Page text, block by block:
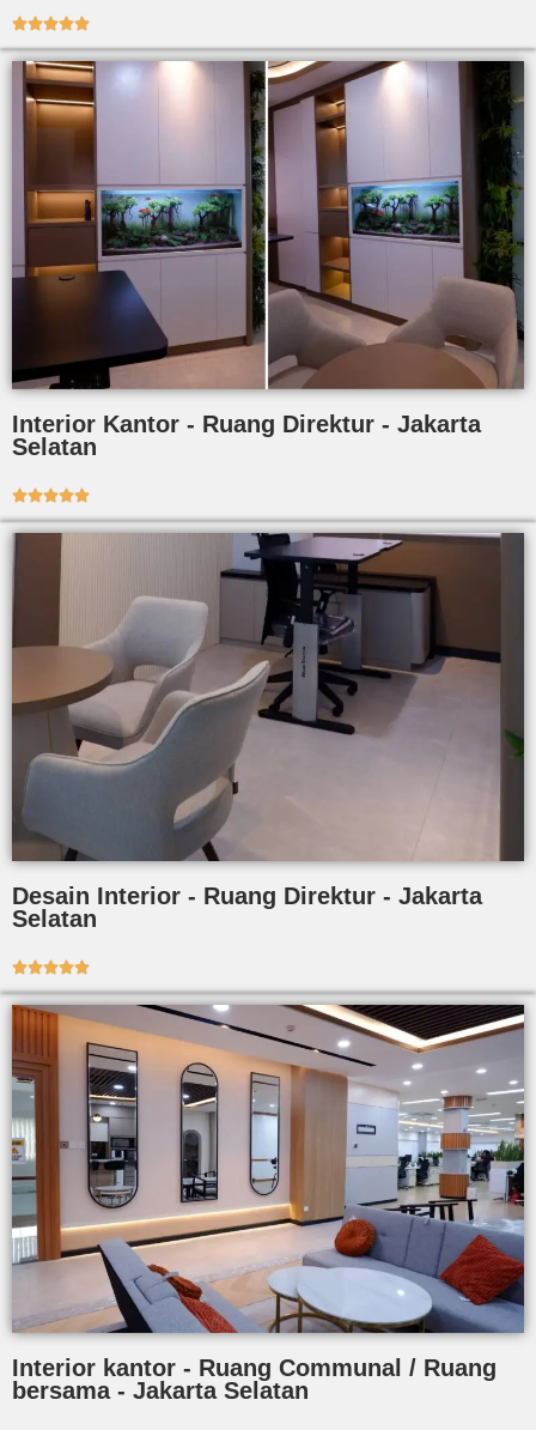

Interior Kantor - Ruang Direktur - Jakarta
Selatan

Desain Interior - Ruang Direktur - Jakarta
Selatan

Interior kantor - Ruang Communal / Ruang
bersama - Jakarta Selatan